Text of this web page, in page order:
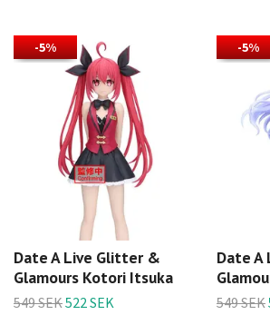
-5%
Date A Live Glitter &
Glamours Kotori Itsuka
549 SEK522 SEK
-5%
Date
549 SEK